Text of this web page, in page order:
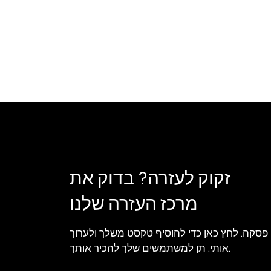
זקוק לעזרה? בדוק את
מרכז העזרה שלנו
פסקה. לחץ כאן כדי להוסיף טקסט משלך ולערוך
אותי. תן למשתמשים שלך להכיר אותך.